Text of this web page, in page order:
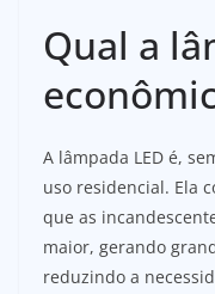
Qual a
A lâmpada LED é,
uso residencial. Ela
que as
maior, gerando
reduzindo a